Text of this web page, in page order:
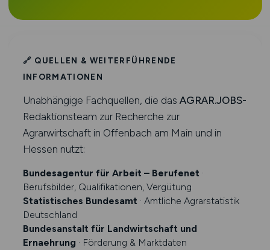
🔗 QUELLEN & WEITERFÜHRENDE
INFORMATIONEN
Unabhängige Fachquellen, die das AGRAR.JOBS-
Redaktionsteam zur Recherche zur
Agrarwirtschaft in Offenbach am Main und in
Hessen nutzt:
Bundesagentur für Arbeit – Berufenet ·
Berufsbilder, Qualifikationen, Vergütung
Statistisches Bundesamt · Amtliche Agrarstatistik
Deutschland
Bundesanstalt für Landwirtschaft und
Ernaehrung · Förderung & Marktdaten